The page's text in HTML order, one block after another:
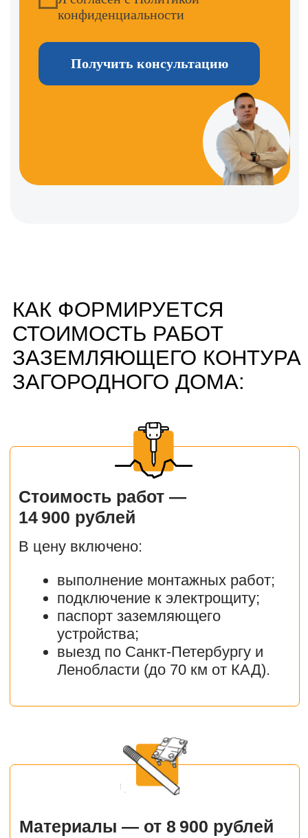
ЦЕНЫ УСТАНОВКИ
ЗАЗЕМЛЕНИЯ ЧАСТНОГО
ДОМА «ПОД КЛЮЧ»
Все значения сопротивлений (Ом) даны
без учета допустимых поправок в случае
высокого удельного сопротивления грунта.
Работы “под ключ” содержат все
необходимые работы, материалы и
документы для создания надежного и
нормированного заземляющего устройства.
По итогам всех работ предоставляется
проведенных замеров сопротивления
Заказать установку заземления